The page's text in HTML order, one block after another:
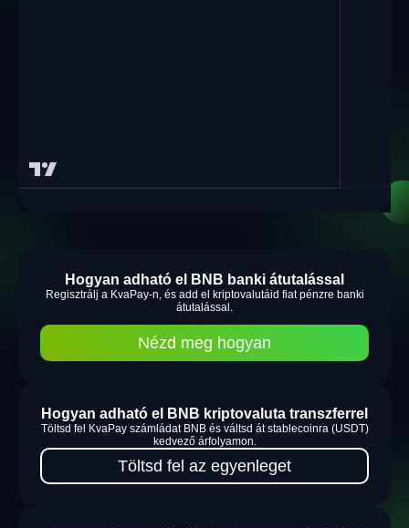
Hogyan adható el BNB banki átutalással
Regisztrálj a KvaPay-n, és add el kriptovalutáid fiat pénzre banki
átutalással.
Nézd meg hogyan
Hogyan adható el BNB kriptovaluta transzferrel
Töltsd fel KvaPay számládat BNB és váltsd át stablecoinra (USDT)
kedvező árfolyamon.
Töltsd fel az egyenleget